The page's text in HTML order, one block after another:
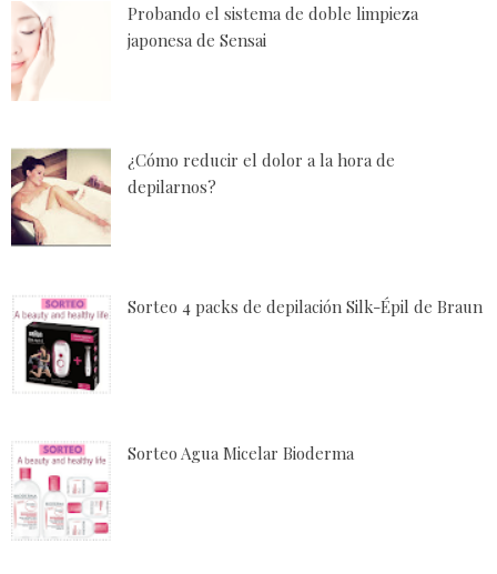
Probando el sistema de doble limpieza
japonesa de Sensai
¿Cómo reducir el dolor a la hora de
depilarnos?
Sorteo 4 packs de depilación Silk-Épil de Braun
Sorteo Agua Micelar Bioderma